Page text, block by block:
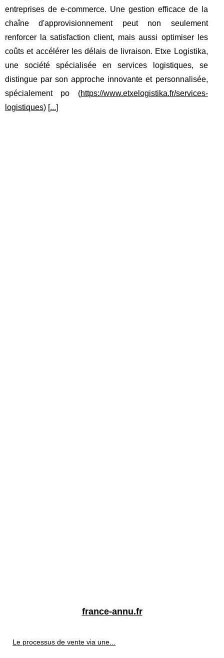
entreprises de e-commerce. Une gestion efficace de la
chaîne d'approvisionnement peut non seulement
renforcer la satisfaction client, mais aussi optimiser les
coûts et accélérer les délais de livraison. Etxe Logistika,
une société spécialisée en services logistiques, se
distingue par son approche innovante et personnalisée,
spécialement po (https://www.etxelogistika.fr/services-
logistiques) [...]
france-annu.fr
Le processus de vente via une...